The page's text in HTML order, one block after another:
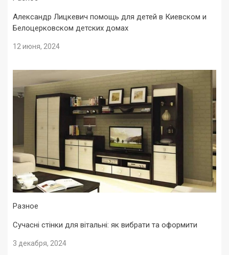
Александр Лицкевич помощь для детей в Киевском и
Белоцерковском детских домах
12 июня, 2024
Разное
Сучасні стінки для вітальні: як вибрати та оформити
3 декабря, 2024